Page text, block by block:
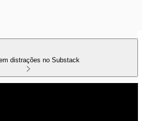
distrações no Substack